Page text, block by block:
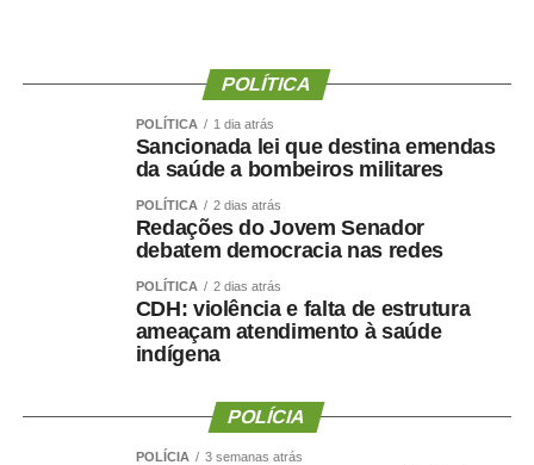
presidente da instituição.
Ao final do encontro, Juca reforçou a importância da
valorização do serviço público por meio de concursos
igualdade de oportunidades para todos os candidatos.
COMENTE ABAIXO:
WhatsApp
Facebook
Twitter
Messenger
LinkedIn
Share
POLÍTICA
POLÍTICA 1 dia atrás
Sancionada lei que destina emendas
da saúde a bombeiros militares
POLÍTICA 2 dias atrás
Redações do Jovem Senador
debatem democracia nas redes
POLÍTICA 2 dias atrás
CDH: violência e falta de estrutura
ameaçam atendimento à saúde
indígena
POLÍCIA
POLÍCIA 3 semanas atrás